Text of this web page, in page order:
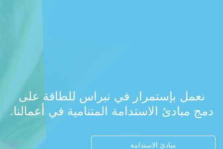
نعمل بإستمرار في نبراس للطاقة على
دمج مبادئ الاستدامة المتنامية في أعمالنا.
مبادئ الاستدامة